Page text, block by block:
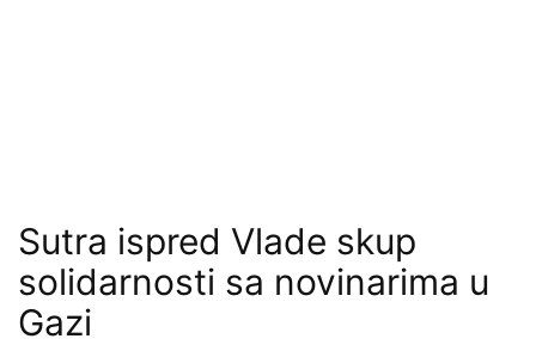
Sutra ispred Vlade skup
solidarnosti sa novinarima u
Gazi